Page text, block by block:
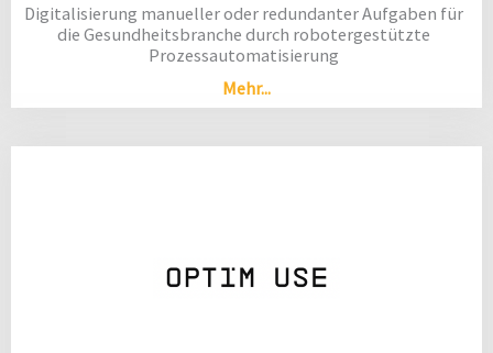
Digitalisierung manueller oder redundanter Aufgaben für
die Gesundheitsbranche durch robotergestützte
Prozessautomatisierung
Mehr...